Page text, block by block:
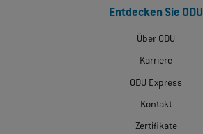
Entdecken Sie ODU
Über ODU
Karriere
ODU Express
Kontakt
Zertifikate